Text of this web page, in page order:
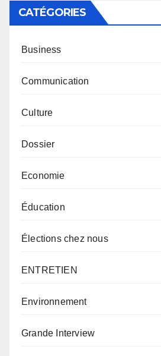
CATÉGORIES
Business
Communication
Culture
Dossier
Economie
Éducation
Élections chez nous
ENTRETIEN
Environnement
Grande Interview